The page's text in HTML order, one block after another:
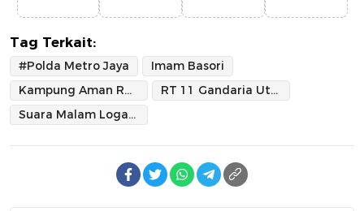
Tag Terkait:
#Polda Metro Jaya
Imam Basori
Kampung Aman RT 11 Gandaria Utara
RT 11 Gandaria Utara
Suara Malam Logat Betawi